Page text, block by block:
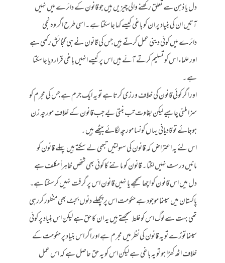
دل یا ذہن سے تعلق رکھنے والی چیزیں ہیں جو قانون کے دائرے میں نہیں
آتیں ان کی بنیاد پر ان کو باغی کیسے کہا جاسکتا ہے ۔ اسی طرح اگر وہ نجی
دائرے میں کوئی دینی عمل کرتے ہیں جس کی قانون نے ہی گنجائش رکھی ہے
اور علماء اس کو تسلیم کرتے آئے ہیں اس پر کیسے انہیں باغی قرار دیا جاسکتا
ہے ۔
اور اگر کوئی قانون کی خلاف ورزی کرتا ہے تو یہ ایک جرم ہے جس کی مجرم کو
سزا ملنی چاہیے لیکن بغاوت تب بنتی یے جب قانون کے خلاف مورچہ زن
ہوجائے تو قادیانی یہاں کونسا مورچہ لگائے بیٹھے ہیں ۔
اس لئے یہ اعتراض کہ قانون کی سہولتیں تبھی لے سکتے ہیں پہلے قانون کو
مانیں درست نہیں لگتا ۔ قانون کو ماننے کا کوئی بھی شخص ظاہراً مکلف ہے
دل میں اس قانون کو اچھا سمجھے یا نہیں قانون اس پر گرفت نہیں کرسکتا ہے۔
پاکستان میں سینما موجود ہے حکومت اس پر پچھلے دنوں بجٹ بھی منظور کررہی
تھی بہت سے لوگ اس کو غلط سمجھتے ہیں یہ ان کا حق ہے لیکن اس بنیاد پر کوئی
سینما توڑے تو یہ قانون کی نظر میں مجرم ہے اور اگر اس بنیاد پر حکومت کے
خلاف اٹھ کھڑا ہو تو یہ باغی ہے لیکن اس کو یہ حق حاصل ہے کہ اس عمل